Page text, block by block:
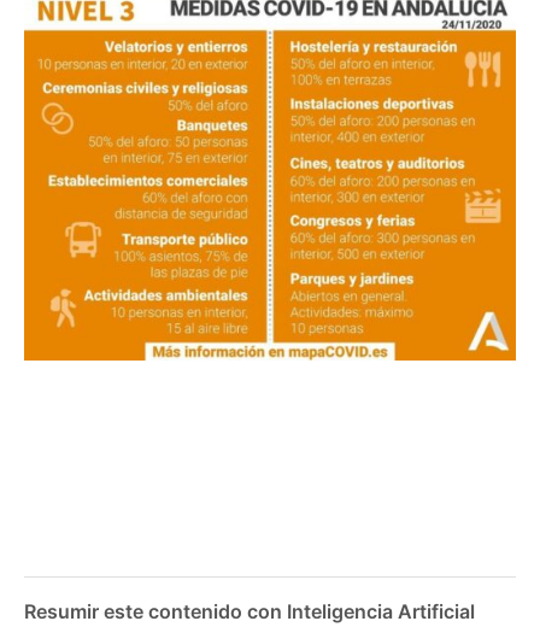
Resumir este contenido con Inteligencia Artificial